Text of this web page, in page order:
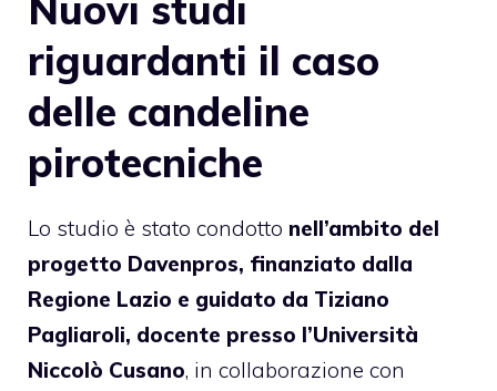
riguardanti il caso
delle candeline
pirotecniche
Lo studio è stato condotto nell’ambito del
progetto Davenpros, finanziato dalla
Regione Lazio e guidato da Tiziano
Pagliaroli, docente presso l’Università
Niccolò Cusano, in collaborazione con